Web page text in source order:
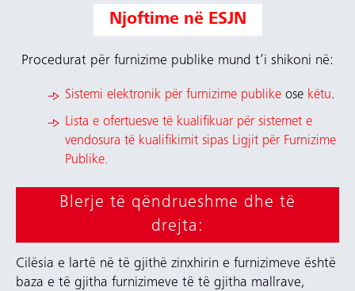
Njoftime në ESJN
Procedurat për furnizime publike mund t’i shikoni në:
Sistemi elektronik për furnizime publike ose këtu.
Lista e ofertuesve të kualifikuar për sistemet e
vendosura të kualifikimit sipas Ligjit për Furnizime
Publike.
Blerje të qëndrueshme dhe të
drejta:
Cilësia e lartë në të gjithë zinxhirin e furnizimeve është
baza e të gjitha furnizimeve të të gjitha mallrave,